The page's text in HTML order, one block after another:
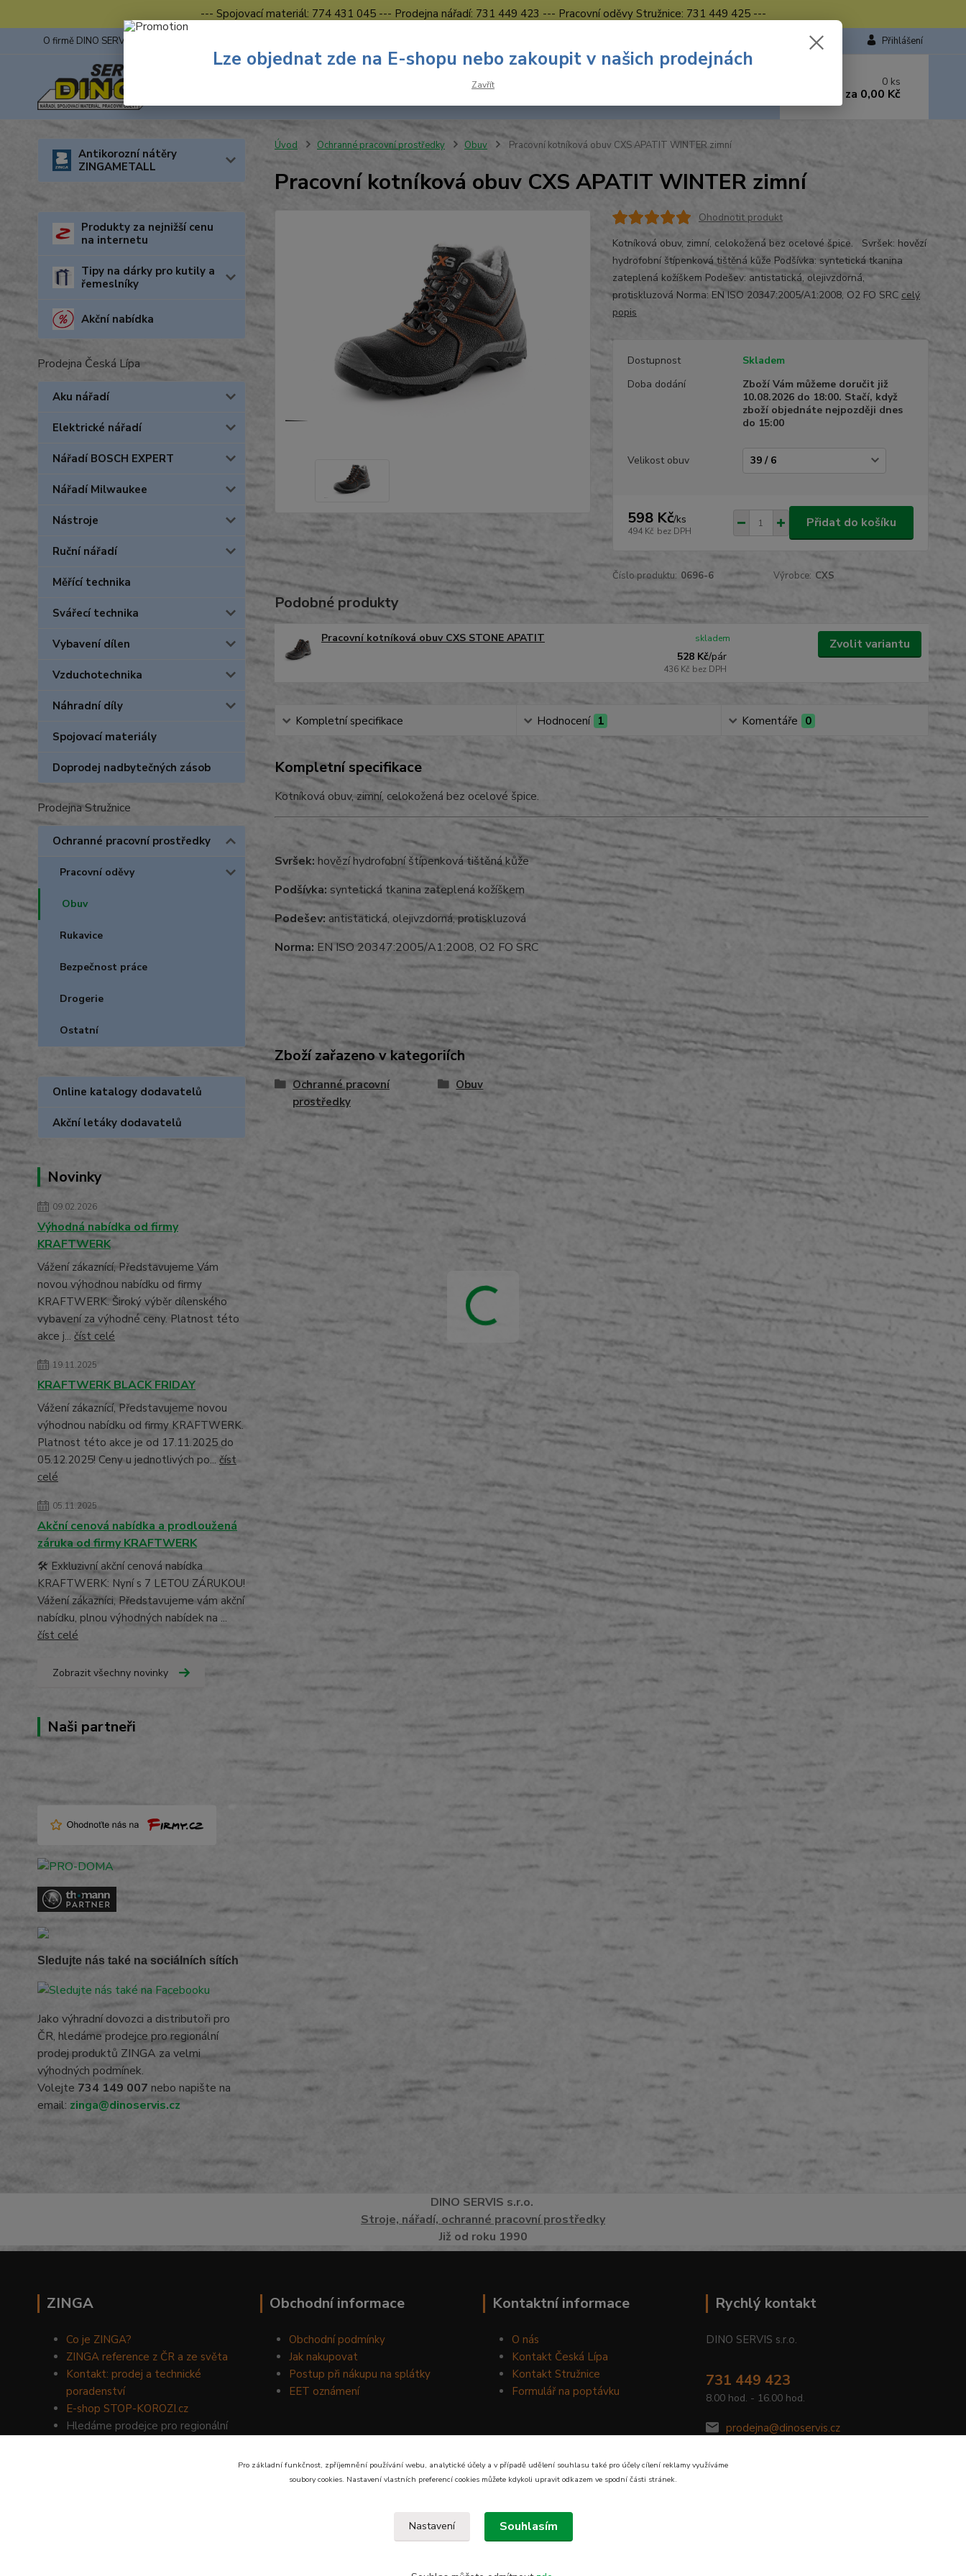
--- Spojovací materiál: 774 431 045 --- Prodejna nářadí: 731 449 423 --- Pracovní oděvy Stružnice: 731 449 425 ---
O firmě DINO SERVIS s.r.o. Přihlášení
Hledat
Nevíte si rady? Zavolejte.
0 ks
za 0,00 Kč
Antikorozní nátěry
ZINGAMETALL
Produkty za nejnižší cenu
na internetu
Tipy na dárky pro kutily a
řemeslníky
Akční nabídka
Prodejna Česká Lípa
Aku nářadí
Elektrické nářadí
Nářadí BOSCH EXPERT
Nářadí Milwaukee
Nástroje
Ruční nářadí
Měřící technika
Svářecí technika
Vybavení dílen
Vzduchotechnika
Náhradní díly
Spojovací materiály
Doprodej nadbytečných zásob
Prodejna Stružnice
Ochranné pracovní prostředky
Pracovní oděvy
Obuv
Rukavice
Bezpečnost práce
Drogerie
Ostatní
Online katalogy dodavatelů
Akční letáky dodavatelů
Novinky
09.02.2026
Výhodná nabídka od firmy
KRAFTWERK
Vážení zákaznící, Představujeme Vám
novou výhodnou nabídku od firmy
KRAFTWERK. Široký výběr dílenského
vybavení za výhodné ceny. Platnost této
akce j... číst celé
19.11.2025
KRAFTWERK BLACK FRIDAY
Vážení zákaznící, Představujeme novou
výhodnou nabídku od firmy KRAFTWERK.
Platnost této akce je od 17.11.2025 do
05.12.2025! Ceny u jednotlivých po... číst
celé
05.11.2025
Akční cenová nabídka a prodloužená
záruka od firmy KRAFTWERK
🛠️ Exkluzivní akční cenová nabídka
KRAFTWERK: Nyní s 7 LETOU ZÁRUKOU!
Vážení zákazníci, Představujeme vám akční
nabídku, plnou výhodných nabídek na ...
číst celé
Zobrazit všechny novinky
Naši partneři
Sledujte nás také na sociálních sítích
Jako výhradní dovozci a distributoři pro
ČR, hledáme prodejce pro regionální
prodej produktů ZINGA za velmi
výhodných podmínek.
Volejte 734 149 007 nebo napište na
email: zinga@dinoservis.cz
Úvod Ochranné pracovní prostředky Obuv Pracovní kotníková obuv CXS APATIT WINTER zimní
Pracovní kotníková obuv CXS APATIT WINTER zimní
Ohodnotit produkt
Kotníková obuv, zimní, celokožená bez ocelové špice. Svršek: hovězí
hydrofobní štípenková tištěná kůže Podšívka: syntetická tkanina
zateplená kožíškem Podešev: antistatická, olejivzdorná,
protiskluzová Norma: EN ISO 20347:2005/A1:2008, O2 FO SRC celý
popis
Dostupnost
Skladem
Doba dodání
Zboží Vám můžeme doručit již
10.08.2026 do 18:00. Stačí, když
zboží objednáte nejpozději dnes
do 15:00
Velikost obuv
598 Kč/ks
494 Kč bez DPH
Přidat do košíku
Číslo produktu: 0696-6 Výrobce: CXS
Podobné produkty
Pracovní kotníková obuv CXS STONE APATIT
528 Kč/pár
436 Kč bez DPH
skladem Zvolit variantu
Kompletní specifikace Hodnocení 1 Komentáře 0
Kompletní specifikace
Kotníková obuv, zimní, celokožená bez ocelové špice.
Svršek: hovězí hydrofobní štípenková tištěná kůže
Podšívka: syntetická tkanina zateplená kožíškem
Podešev: antistatická, olejivzdorná, protiskluzová
Norma: EN ISO 20347:2005/A1:2008, O2 FO SRC
Zboží zařazeno v kategoriích
Ochranné pracovní
prostředky
Obuv
DINO SERVIS s.r.o.
Stroje, nářadí, ochranné pracovní prostředky
Již od roku 1990
ZINGA
Co je ZINGA?
ZINGA reference z ČR a ze světa
Kontakt: prodej a technické
poradenství
E-shop STOP-KOROZI.cz
Hledáme prodejce pro regionální
Obchodní informace
Obchodní podmínky
Jak nakupovat
Postup při nákupu na splátky
EET oznámení
Kontaktní informace
O nás
Kontakt Česká Lípa
Kontakt Stružnice
Formulář na poptávku
Rychlý kontakt
DINO SERVIS s.r.o.
731 449 423
8.00 hod. - 16.00 hod.
prodejna@dinoservis.cz
Lze objednat zde na E-shopu nebo zakoupit v našich prodejnách
Zavřít
Pro základní funkčnost, zpříjemnění používání webu, analytické účely a v případě udělení souhlasu také pro účely cílení reklamy využíváme
soubory cookies. Nastavení vlastních preferencí cookies můžete kdykoli upravit odkazem ve spodní části stránek.
Nastavení Souhlasím